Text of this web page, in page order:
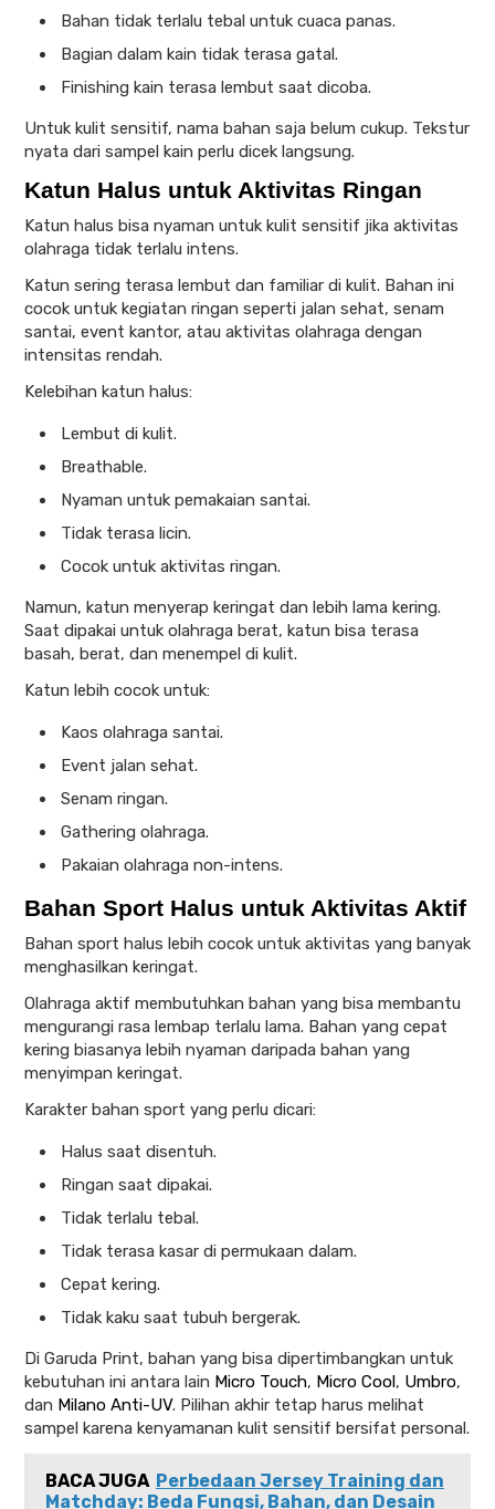
Bahan tidak terlalu tebal untuk cuaca panas.
Bagian dalam kain tidak terasa gatal.
Finishing kain terasa lembut saat dicoba.
Untuk kulit sensitif, nama bahan saja belum cukup. Tekstur
nyata dari sampel kain perlu dicek langsung.
Katun Halus untuk Aktivitas Ringan
Katun halus bisa nyaman untuk kulit sensitif jika aktivitas
olahraga tidak terlalu intens.
Katun sering terasa lembut dan familiar di kulit. Bahan ini
cocok untuk kegiatan ringan seperti jalan sehat, senam
santai, event kantor, atau aktivitas olahraga dengan
intensitas rendah.
Kelebihan katun halus:
Lembut di kulit.
Breathable.
Nyaman untuk pemakaian santai.
Tidak terasa licin.
Cocok untuk aktivitas ringan.
Namun, katun menyerap keringat dan lebih lama kering.
Saat dipakai untuk olahraga berat, katun bisa terasa
basah, berat, dan menempel di kulit.
Katun lebih cocok untuk:
Kaos olahraga santai.
Event jalan sehat.
Senam ringan.
Gathering olahraga.
Pakaian olahraga non-intens.
Bahan Sport Halus untuk Aktivitas Aktif
Bahan sport halus lebih cocok untuk aktivitas yang banyak
menghasilkan keringat.
Olahraga aktif membutuhkan bahan yang bisa membantu
mengurangi rasa lembap terlalu lama. Bahan yang cepat
kering biasanya lebih nyaman daripada bahan yang
menyimpan keringat.
Karakter bahan sport yang perlu dicari:
Halus saat disentuh.
Ringan saat dipakai.
Tidak terlalu tebal.
Tidak terasa kasar di permukaan dalam.
Cepat kering.
Tidak kaku saat tubuh bergerak.
Di Garuda Print, bahan yang bisa dipertimbangkan untuk
kebutuhan ini antara lain Micro Touch, Micro Cool, Umbro,
dan Milano Anti-UV. Pilihan akhir tetap harus melihat
sampel karena kenyamanan kulit sensitif bersifat personal.
BACA JUGA Perbedaan Jersey Training dan
Matchday: Beda Fungsi, Bahan, dan Desain